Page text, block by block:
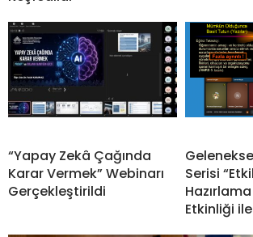
“Yapay Zekâ Çağında
Karar Vermek” Webinarı
Gerçekleştirildi
Serisi
Etkinliği